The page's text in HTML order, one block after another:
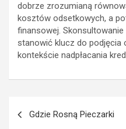
dobrze zrozumianą
kosztów odsetkowych, a
finansowej.
stanowić klucz do podjęcia
kontekście nadpłacania
Gdzie Rosną Pieczarki